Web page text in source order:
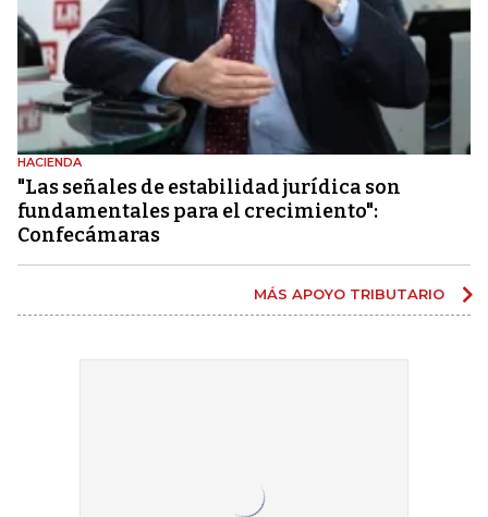
HACIENDA
"Las señales de estabilidad jurídica son
fundamentales para el crecimiento":
Confecámaras
MÁS APOYO TRIBUTARIO